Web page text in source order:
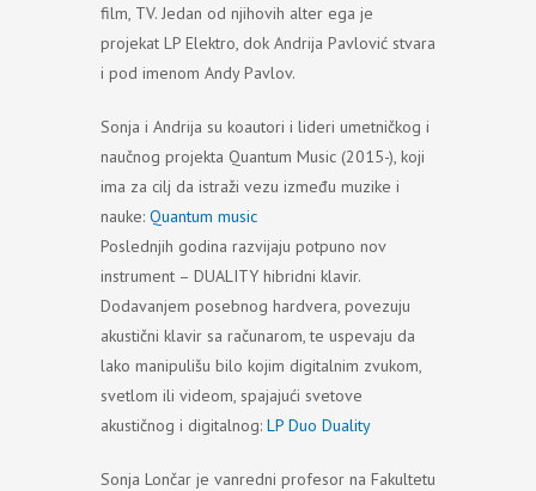
film, TV. Jedan od njihovih alter ega je
projekat LP Elektro, dok Andrija Pavlović stvara
i pod imenom Andy Pavlov.
Sonja i Andrija su koautori i lideri umetničkog i
naučnog projekta Quantum Music (2015-), koji
ima za cilj da istraži vezu između muzike i
nauke: Quantum music
Poslednjih godina razvijaju potpuno nov
instrument – DUALITY hibridni klavir.
Dodavanjem posebnog hardvera, povezuju
akustični klavir sa računarom, te uspevaju da
lako manipulišu bilo kojim digitalnim zvukom,
svetlom ili videom, spajajući svetove
akustičnog i digitalnog: LP Duo Duality
Sonja Lončar je vanredni profesor na Fakultetu